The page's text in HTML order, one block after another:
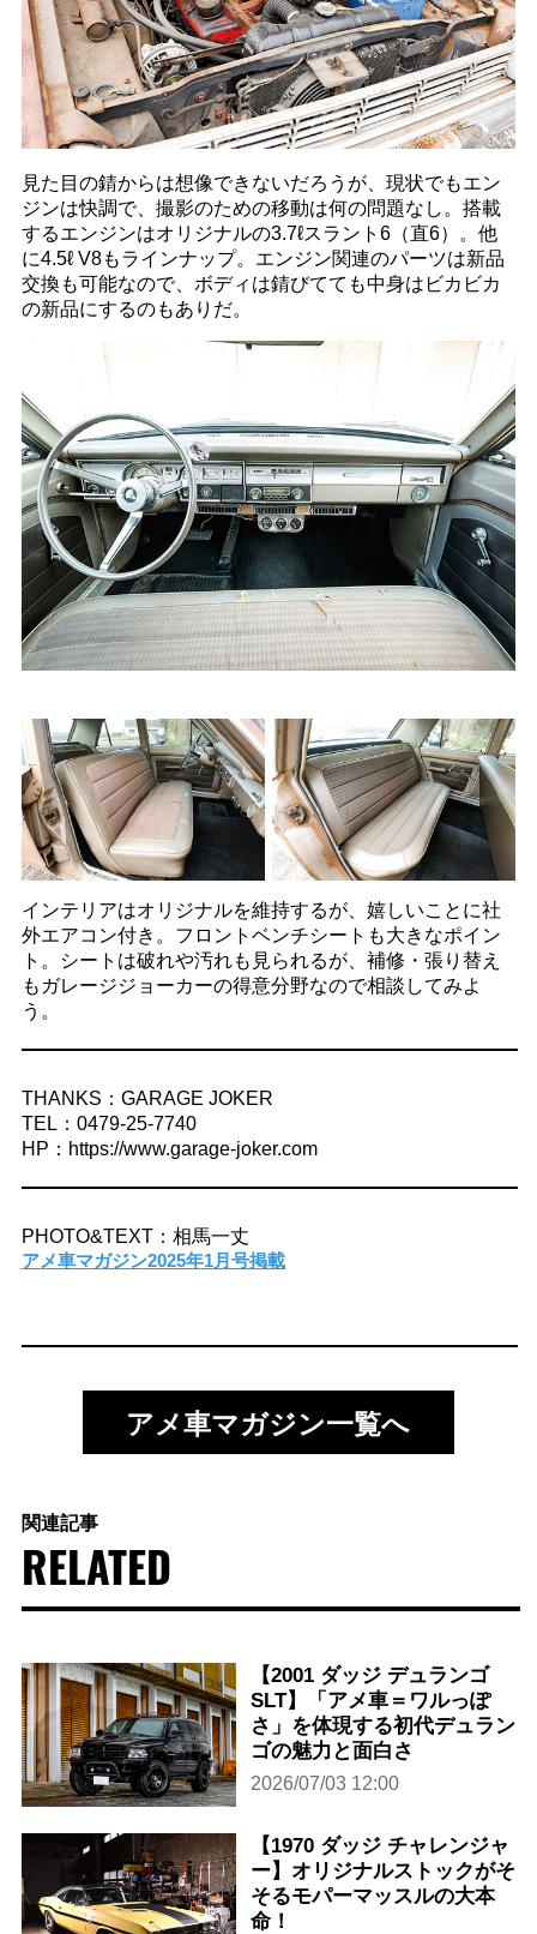
見た目の錆からは想像できないだろうが、現状でもエン
ジンは快調で、撮影のための移動は何の問題なし。搭載
するエンジンはオリジナルの3.7ℓスラント6（直6）。他
に4.5ℓ V8もラインナップ。エンジン関連のパーツは新品
交換も可能なので、ボディは錆びてても中身はビカビカ
の新品にするのもありだ。
インテリアはオリジナルを維持するが、嬉しいことに社
外エアコン付き。フロントベンチシートも大きなポイン
ト。シートは破れや汚れも見られるが、補修・張り替え
もガレージジョーカーの得意分野なので相談してみよ
う。
THANKS：GARAGE JOKER
TEL：0479-25-7740
HP：https://www.garage-joker.com
PHOTO&TEXT：相馬一丈
アメ車マガジン2025年1月号掲載
アメ車マガジン一覧へ
関連記事
RELATED
【2001 ダッジ デュランゴ
SLT】「アメ車＝ワルっぽ
さ」を体現する初代デュラン
ゴの魅力と面白さ
2026/07/03 12:00
【1970 ダッジ チャレンジャ
ー】オリジナルストックがそ
そるモパーマッスルの大本
命！